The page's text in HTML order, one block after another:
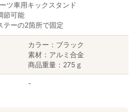
ツ車用キックスタンド
節可能
テーの2箇所で固定
カラー：ブラック
素材：アルミ合金
商品重量：275ｇ
-